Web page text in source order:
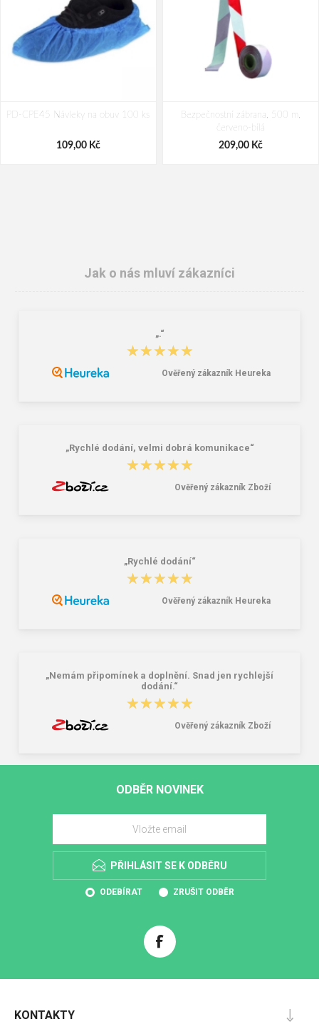
PD-CPE45 Návleky na obuv 100 ks
109,00 Kč
Bezpečnostní zábrana, 500 m,
červeno-bílá
209,00 Kč
192,00 Kč 36,00 Kč
Jak o nás mluví zákazníci
„.“
★★★★★
★★★★★
Ověřený zákazník Heureka
„Rychlé dodání, velmi dobrá komunikace“
★★★★★
★★★★★
Ověřený zákazník Zboží
„Rychlé dodání“
★★★★★
★★★★★
Ověřený zákazník Heureka
„Nemám připomínek a doplnění. Snad jen rychlejší
dodání.“
★★★★★
★★★★★
Ověřený zákazník Zboží
ODBĚR NOVINEK
PŘIHLÁSIT SE K ODBĚRU
ODEBÍRAT ZRUŠIT ODBĚR
KONTAKTY